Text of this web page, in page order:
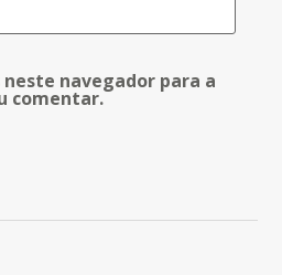
neste navegador para a
comentar.